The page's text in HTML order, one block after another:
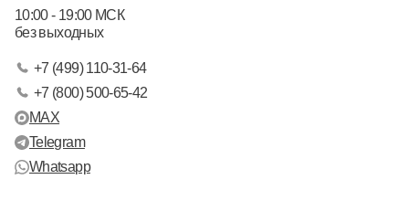
10:00 - 19:00 МСК
без выходных
+7 (499) 110-31-64
+7 (800) 500-65-42
MAX
Telegram
Whatsapp